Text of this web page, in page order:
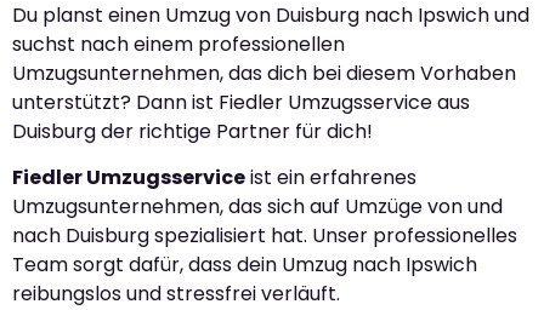
Du planst einen Umzug von Duisburg nach Ipswich und
suchst nach einem professionellen
Umzugsunternehmen, das dich bei diesem Vorhaben
unterstützt? Dann ist Fiedler Umzugsservice aus
Duisburg der richtige Partner für dich!
Fiedler Umzugsserviceist ein erfahrenes
Umzugsunternehmen, das sich auf Umzüge von und
nach Duisburg spezialisiert hat. Unser professionelles
Team sorgt dafür, dass dein Umzug nach Ipswich
reibungslos und stressfrei verläuft.